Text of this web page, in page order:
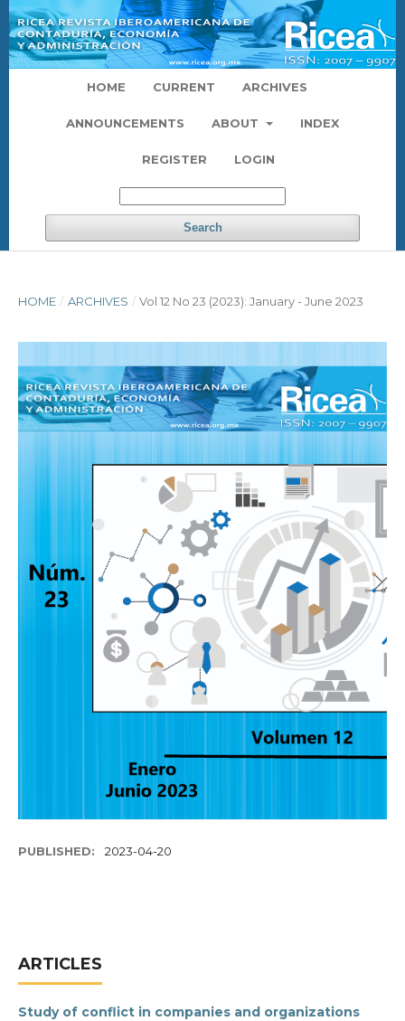
HOME CURRENT ARCHIVES
ANNOUNCEMENTS ABOUT INDEX
REGISTER LOGIN
Search
HOME / ARCHIVES / Vol 12 No 23 (2023): January - June 2023
PUBLISHED: 2023-04-20
ARTICLES
Study of conflict in companies and organizations